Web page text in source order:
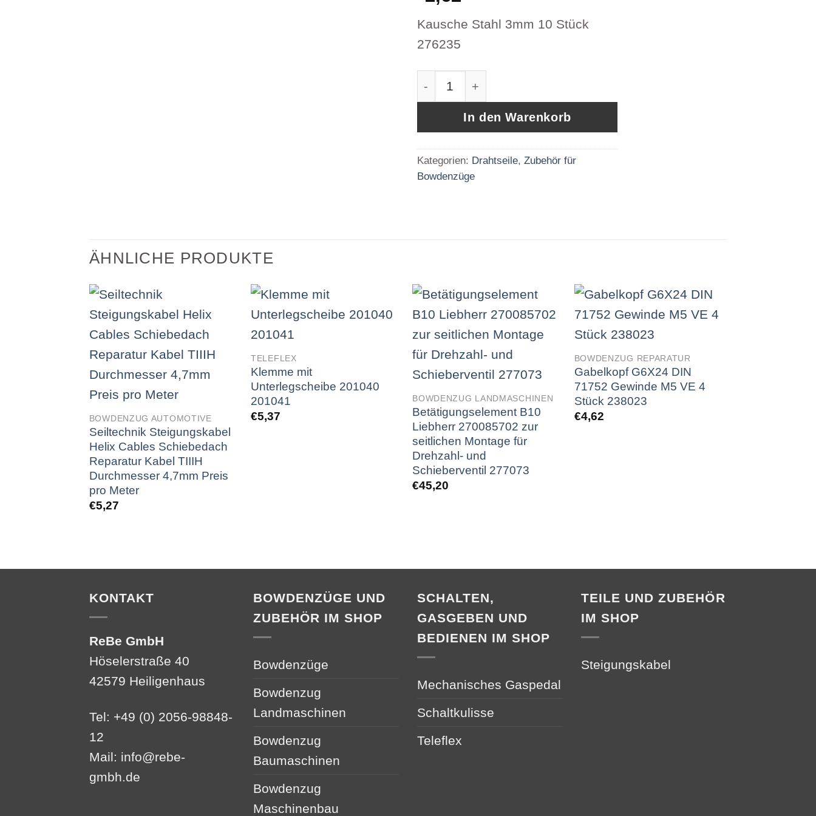
Kausche Stahl 3mm 10 Stück
276235
10 Stück Kausche Stahl 3mm 276235 Menge
In den Warenkorb
Kategorien: Drahtseile, Zubehör für
Bowdenzüge
ÄHNLICHE PRODUKTE
BOWDENZUG AUTOMOTIVE
Seiltechnik Steigungskabel
Helix Cables Schiebedach
Reparatur Kabel TIIIH
Durchmesser 4,7mm Preis
pro Meter
€5,27
TELEFLEX
Klemme mit
Unterlegscheibe 201040
201041
€5,37
BOWDENZUG LANDMASCHINEN
Betätigungselement B10
Liebherr 270085702 zur
seitlichen Montage für
Drehzahl- und
Schieberventil 277073
€45,20
BOWDENZUG REPARATUR
Gabelkopf G6X24 DIN
71752 Gewinde M5 VE 4
Stück 238023
€4,62
KONTAKT
ReBe GmbH
Höselerstraße 40
42579 Heiligenhaus
Tel: +49 (0) 2056-98848-
12
Mail: info@rebe-
gmbh.de
BOWDENZÜGE UND
ZUBEHÖR IM SHOP
Bowdenzüge
Bowdenzug
Landmaschinen
Bowdenzug
Baumaschinen
Bowdenzug
Maschinenbau
SCHALTEN,
GASGEBEN UND
BEDIENEN IM SHOP
Mechanisches Gaspedal
Schaltkulisse
Teleflex
TEILE UND ZUBEHÖR
IM SHOP
Steigungskabel